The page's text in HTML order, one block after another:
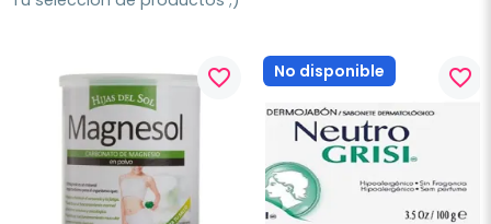
favorite_border No disponible favorite_border